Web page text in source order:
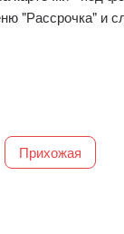
"Рассрочка" и
Прихожая